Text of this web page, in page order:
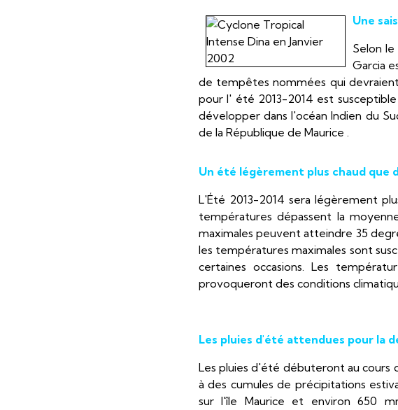
Une
Selon
Garcia
de tempêtes nommées qui
pour l' été 2013-2014 est
développer dans l'océan Indien du
de la République de Maurice .
Un été légèrement plus chaud que
L'Été 2013-2014 sera légèrement
températures dépassent la
maximales peuvent atteindre 35
les températures maximales sont
certaines occasions. Les
provoqueront des conditions
Les pluies d'été attendues pour la
Les pluies d'été débuteront au cours
à des cumules de précipitations
sur l'île Maurice et environ 650